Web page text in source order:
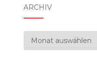
ARCHIV
Archiv